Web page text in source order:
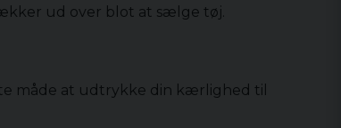
ud over blot at sælge tøj.
måde at udtrykke din kærlighed til